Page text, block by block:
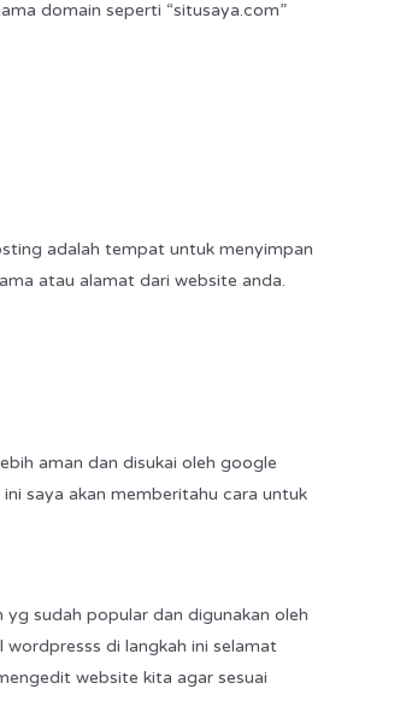
domain seperti “situsaya.com”
adalah tempat untuk menyimpan
atau alamat dari website anda.
aman dan disukai oleh google
saya akan memberitahu cara untuk
sudah popular dan digunakan oleh
di langkah ini selamat
website kita agar sesuai